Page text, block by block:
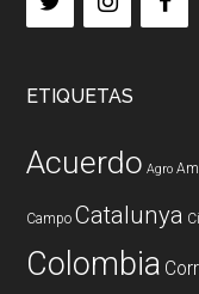
ETIQUETAS
Acuerdo Agro
Campo Catalunya
Colombia